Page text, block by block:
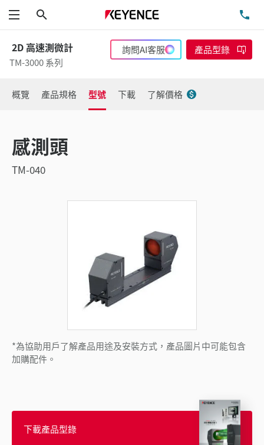
功能表
2D 高速測微計
TM-3000 系列
詢問AI客服 產品型錄
概覽 產品規格 型號 下載 了解價格
感測頭
TM-040
*為協助用戶了解產品用途及安裝方式，產品圖片中可能包含
加購配件。
下載產品型錄